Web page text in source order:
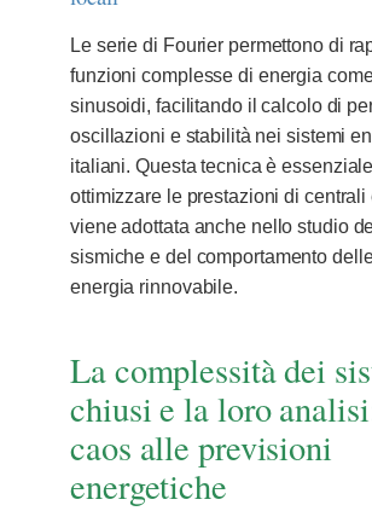
Le serie di Fourier permettono di
funzioni complesse di energia
sinusoidi, facilitando il calcolo di
oscillazioni e stabilità nei sistemi
italiani. Questa tecnica è
ottimizzare le prestazioni di centrali
viene adottata anche nello studio
sismiche e del comportamento
energia rinnovabile.
La complessità dei
chiusi e la loro
caos alle previsioni
energetiche